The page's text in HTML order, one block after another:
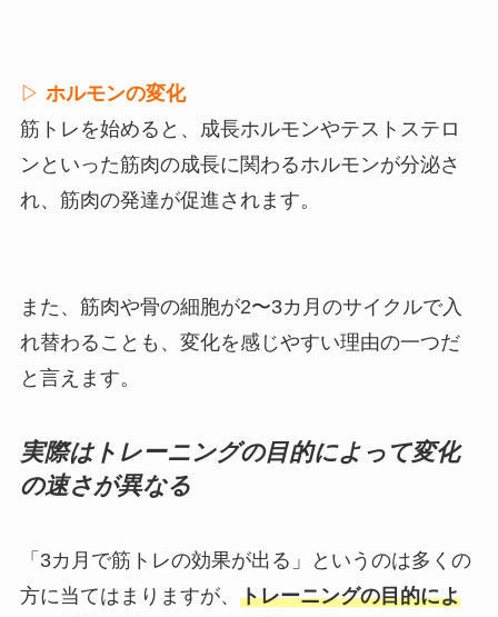
▷ ホルモンの変化
筋トレを始めると、成長ホルモンやテストステロ
ンといった筋肉の成長に関わるホルモンが分泌さ
れ、筋肉の発達が促進されます。
また、筋肉や骨の細胞が2〜3カ月のサイクルで入
れ替わることも、変化を感じやすい理由の一つだ
と言えます。
実際はトレーニングの目的によって変化
の速さが異なる
「3カ月で筋トレの効果が出る」というのは多くの
方に当てはまりますが、 トレーニングの目的によ